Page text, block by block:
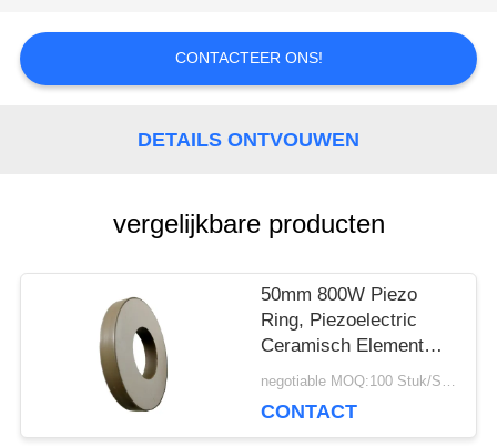
PRIVACY
CONTACTEER ONS!
DETAILS ONTVOUWEN
vergelijkbare producten
50mm 800W Piezo
Ring, Piezoelectric
Ceramisch Element
voor Maskermachine negotiable MOQ:100 Stuk/Stukken
CONTACT